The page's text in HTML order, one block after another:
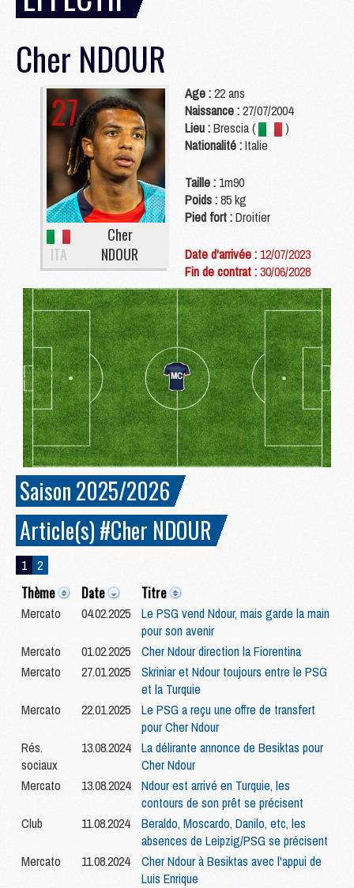
Cher NDOUR
27
ITA
Cher
NDOUR
Age :22 ans
Naissance :27/07/2004
Lieu :Brescia (
)
Nationalité :Italie
Taille : 1m90
Poids :85 kg
Pied fort :Droitier
Date d'arrivée : 12/07/2023
Fin de contrat :30/06/2028
Saison 2025/2026
Article(s) #Cher NDOUR
1 2
Thème Date Titre
Mercato 04.02.2025
Le PSG vend Ndour, mais garde la main
pour son avenir
Mercato
01.02.2025
Cher Ndour direction la Fiorentina
Mercato
27.01.2025
Skriniar et Ndour toujours entre le PSG
et la Turquie
Mercato
22.01.2025
Le PSG a reçu une offre de transfert
pour Cher Ndour
Rés.
sociaux
13.08.2024
La délirante annonce de Besiktas pour
Cher Ndour
Mercato
13.08.2024
Ndour est arrivé en Turquie, les
contours de son prêt se précisent
Club
11.08.2024
Beraldo, Moscardo, Danilo, etc, les
absences de Leipzig/PSG se précisent
Mercato
11.08.2024
Cher Ndour à Besiktas avec l'appui de
Luis Enrique